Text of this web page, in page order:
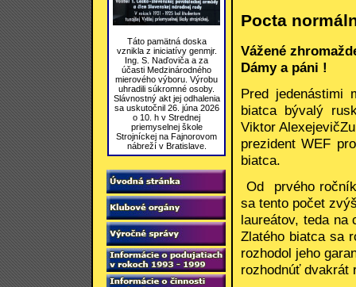
Táto pamätná doska
vznikla z iniciatívy genmjr.
Ing. S. Naďoviča a za
účasti Medzinárodného
mierového výboru. Výrobu
uhradili súkromné osoby.
Slávnostný akt jej odhalenia
sa uskutočnil 26. júna 2026
o 10. h v Strednej
priemyselnej škole
Strojníckej na Fajnorovom
nábreží v Bratislave.
Pocta
Vážené
Dámy a páni !
Pred jedenástimi
biatca bývalý
Viktor
prezident WEF
biatca.
Od prvého
sa tento počet
laureátov, teda na
Zlatého biatca sa
rozhodol jeho
rozhodnúť dvakrát